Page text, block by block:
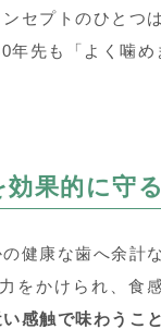
セプトのひとつは
先も「よく噛
果的に守
健康な歯へ余計
をかけられ、食
感触で味わうこ